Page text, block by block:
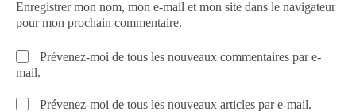
Enregistrer mon nom, mon e-mail et mon site dans le navigateur
pour mon prochain commentaire.
Prévenez-moi de tous les nouveaux commentaires par e-
mail.
Prévenez-moi de tous les nouveaux articles par e-mail.